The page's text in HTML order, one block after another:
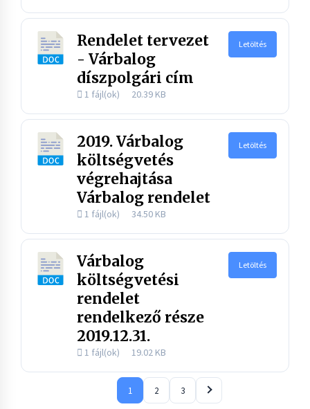
Rendelet tervezet
- Várbalog
díszpolgári cím
1 fájl(ok) 20.39 KB
Letöltés
2019. Várbalog
költségvetés
végrehajtása
Várbalog rendelet
1 fájl(ok) 34.50 KB
Letöltés
Várbalog
költségvetési
rendelet
rendelkező része
2019.12.31.
1 fájl(ok) 19.02 KB
Letöltés
1 2 3